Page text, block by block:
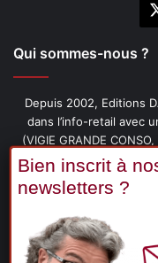
Qui sommes-nous ?
Depuis 2002, Editions
dans l’info-retail avec
(VIGIE GRANDE
livres (PENSER-CLIENT,
PRÉFÉRÉ DE VOS
PROMOFLASH,
CONSO), podcasts
vous êtes, ainsi
communauté